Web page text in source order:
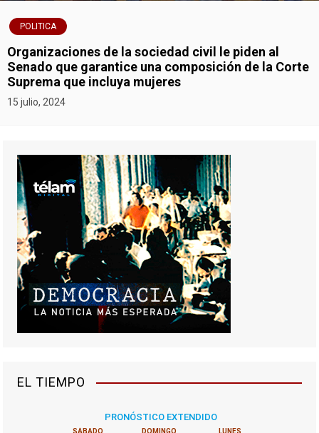
POLITICA
Organizaciones de la sociedad civil le piden al
Senado que garantice una composición de la Corte
Suprema que incluya mujeres
15 julio, 2024
EL TIEMPO